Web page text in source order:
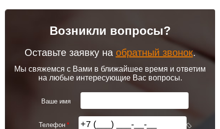
Возникли вопросы?
Оставьте заявку на обратный звонок.
Мы свяжемся с Вами в ближайшее время и ответим
на любые интересующие Вас вопросы.
Ваше имя
Телефон